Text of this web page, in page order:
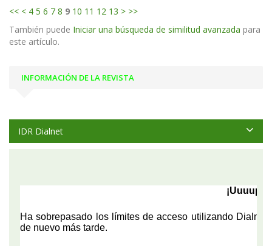
<< < 4 5 6 7 8 9 10 11 12 13 > >>
También puede Iniciar una búsqueda de similitud avanzada para
este artículo.
INFORMACIÓN DE LA REVISTA
IDR Dialnet